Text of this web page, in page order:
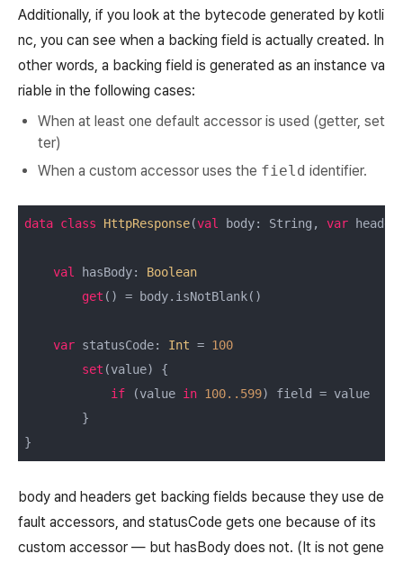
Additionally, if you look at the bytecode generated by kotli
nc, you can see when a backing field is actually created. In
other words, a backing field is generated as an instance va
riable in the following cases:
When at least one default accessor is used (getter, set
ter)
When a custom accessor uses the field identifier.
data class HttpResponse(val body: String, var
val hasBody: Boolean
get () = body.isNotBlank()
var statusCode: Int = 100
set (value) {
if (value in 100. .599) field = value
        }
}
body and headers get backing fields because they use de
fault accessors, and statusCode gets one because of its
custom accessor — but hasBody does not. (It is not gene